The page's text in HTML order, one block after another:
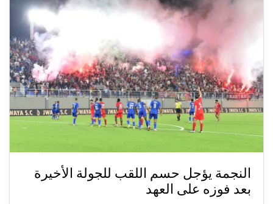
النجمة يؤجل حسم اللقب للجولة الأخيرة
بعد فوزه على العهد